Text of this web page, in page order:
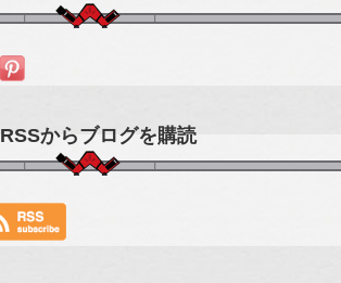
RSSからブログを購読